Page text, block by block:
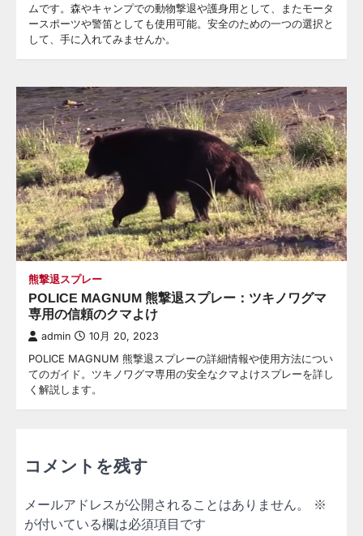
ムです。森やキャンプでの動物撃退や護身用として、またモータ
ースポーツや警笛としても使用可能。安全のための一つの選択と
して、手に入れてみませんか。
熊撃退スプレー
POLICE MAGNUM 熊撃退スプレー：ツキノワグマ
専用の信頼のクマよけ
admin 10月 20, 2023
POLICE MAGNUM 熊撃退スプレーの詳細情報や使用方法につい
てのガイド。ツキノワグマ専用の安全なクマよけスプレーを詳し
く解説します。
コメントを残す
メールアドレスが公開されることはありません。
※
が付いている欄は必須項目です